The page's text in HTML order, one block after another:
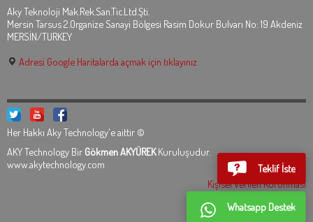
Aky Teknoloji Mak.Rek.San.Tic.Ltd.Şti.
Mersin Tarsus 2.Organize Sanayi Bölgesi Rasim Dokur Bulvarı No: 19 Akdeniz
MERSİN/TURKEY
Adresi Google Haritalarda açmak için tıklayınız
Her Hakkı Aky Technology'e aittir ©
AKY Technology Bir Gökmen AKYÜREKKuruluşudur.
www.akytechnology.com
Kişisel Verilen Korunması
Whatsapp Destek
Teklif İste